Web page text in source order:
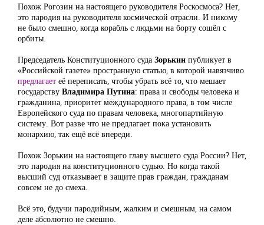
Похож Рогозин на настоящего руководителя Роскосмоса? Нет,
это пародия на руководителя космической отрасли. И никому
не было смешно, когда корабль с людьми на борту сошёл с
орбиты.
Председатель Конституционного суда Зорькин публикует в
«Российской газете» пространную статью, в которой навязчиво
предлагает её переписать, чтобы убрать всё то, что мешает
государству Владимира Путина: права и свободы человека и
гражданина, приоритет международного права, в том числе
Европейского суда по правам человека, многопартийную
систему. Вот разве что не предлагает пока установить
монархию, так ещё всё впереди.
Похож Зорькин на настоящего главу высшего суда России? Нет,
это пародия на конституционного судью. Но когда такой
высший суд отказывает в защите прав граждан, гражданам
совсем не до смеха.
Всё это, будучи пародийным, жалким и смешным, на самом
деле абсолютно не смешно.